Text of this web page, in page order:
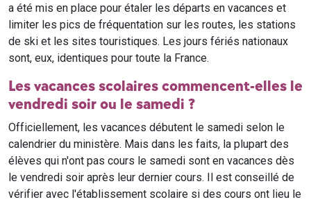
a été mis en place pour étaler les départs en vacances et
limiter les pics de fréquentation sur les routes, les stations
de ski et les sites touristiques. Les jours fériés nationaux
sont, eux, identiques pour toute la France.
Les vacances scolaires commencent-elles le
vendredi soir ou le samedi ?
Officiellement, les vacances débutent le samedi selon le
calendrier du ministère. Mais dans les faits, la plupart des
élèves qui n'ont pas cours le samedi sont en vacances dès
le vendredi soir après leur dernier cours. Il est conseillé de
vérifier avec l'établissement scolaire si des cours ont lieu le